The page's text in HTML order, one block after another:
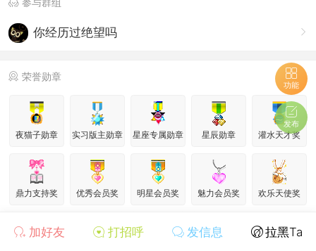
加好友 打招呼 发信息 拉黑Ta
你经历过绝望吗
荣誉勋章
夜猫子勋章 实习版主勋章 星座专属勋章 星辰勋章 灌水天才奖
鼎力支持奖 优秀会员奖 明星会员奖 魅力会员奖 欢乐天使奖
功能
发布